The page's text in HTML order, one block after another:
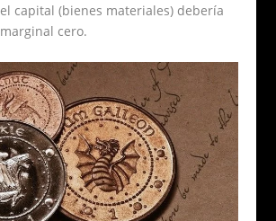
capital (bienes materiales) debería
cero.